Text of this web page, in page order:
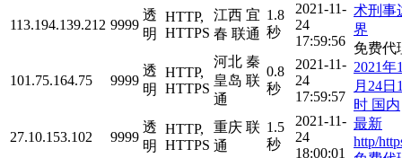
113.194.139.212 9999
透
明
HTTP,
HTTPS
江西 宜
春 联通
1.8
秒
2021-11-
24
17:59:56
101.75.164.75 9999
透
明
HTTP,
HTTPS
河北 秦
皇岛 联
通
0.8
秒
2021-11-
24
17:59:57
27.10.153.102 9999
透
明
HTTP,
HTTPS
重庆 联
通
1.5
秒
2021-11-
24
18:00:01
术刑事
界
免费代
2021年
月24日
时 国内
最新
http/